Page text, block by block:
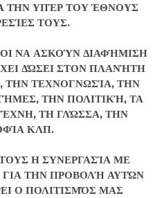
ΤΗΝ ΥΠΈΡ ΤΟΥ ΈΘΝΟΥΣ
ΤΟΥΣ.
ΝΑ ΑΣΚΟΎΝ ΔΙΑΦΉΜΙΣΗ
ΔΏΣΕΙ ΣΤΟΝ ΠΛΑΝΉΤΗ
ΤΕΧΝΟΓΝΩΣΊΑ, ΤΗΝ
ΤΗΝ ΠΟΛΙΤΙΚΉ, ΤΑ
ΤΗ ΓΛΏΣΣΑ, ΤΗΝ
ΚΛΠ.
Η ΣΥΝΕΡΓΑΣΊΑ ΜΕ
ΤΗΝ ΠΡΟΒΟΛΉ ΑΥΤΏΝ
Ο ΠΟΛΙΤΙΣΜΌΣ ΜΑΣ